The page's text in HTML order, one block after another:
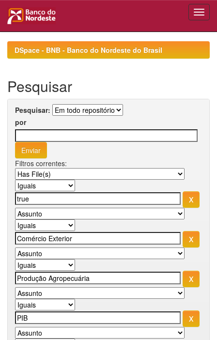
navigationDSpace - BNB - Banco do Nordeste do Brasil
Pesquisar
Pesquisar:
por
Filtros correntes: